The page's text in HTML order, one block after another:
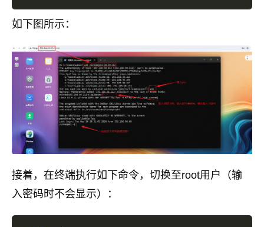
如下图所示：
接着，在终端执行如下命令，切换至root用户（输
入密码时不会显示）：